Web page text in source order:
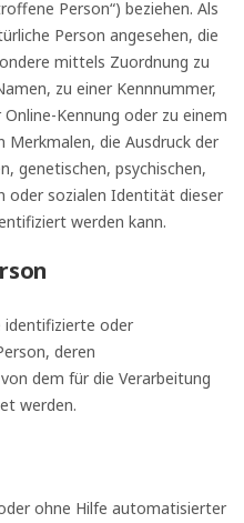
Person“) beziehen. Als
Person angesehen, die
mittels Zuordnung zu
zu einer Kennnummer,
Kennung oder zu einem
Merkmalen, die Ausdruck der
genetischen, psychischen,
oder sozialen Identität dieser
werden kann.
oder
deren
dem für die Verarbeitung
werden.
ohne Hilfe automatisierter